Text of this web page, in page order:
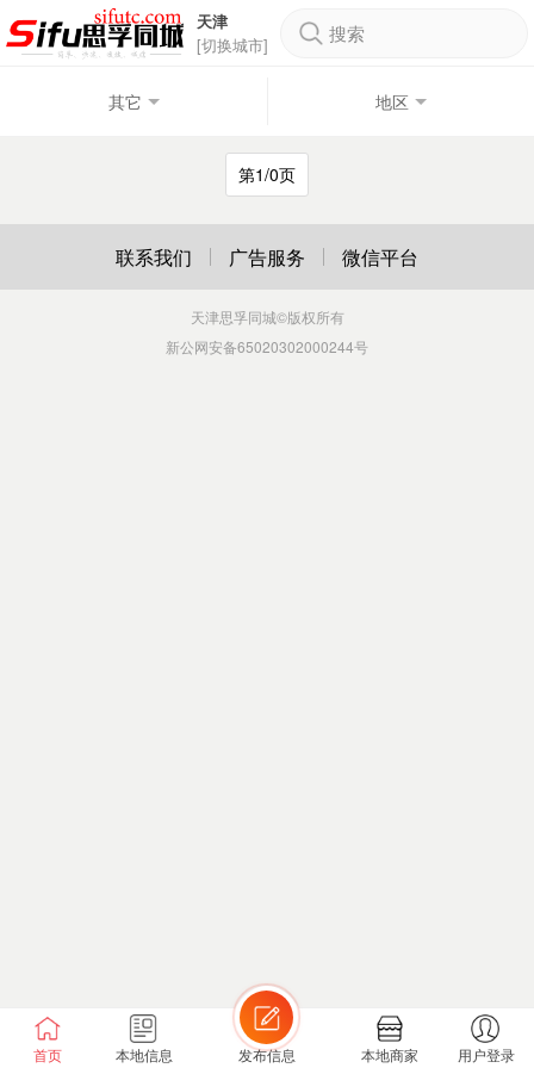
天津
[切换城市]
搜索
其它 地区
第1/0页
首页 本地信息 发布信息 本地商家 用户登录
联系我们 广告服务 微信平台
天津思孚同城©版权所有
新公网安备65020302000244号